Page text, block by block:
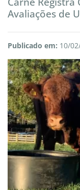
Avaliações de
Publicado em: 10/